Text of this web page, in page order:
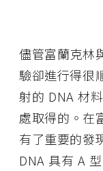
儘管富蘭克林
驗卻進行得很
射的 DNA 材
處取得的。在
有了重要的發
DNA 具有 A